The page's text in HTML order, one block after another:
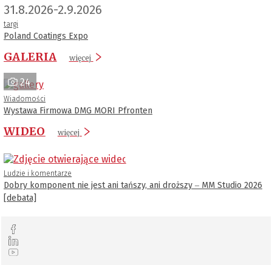
31.8.2026-2.9.2026
targi
Poland Coatings Expo
GALERIA więcej
24
Wiadomości
Wystawa Firmowa DMG MORI Pfronten
WIDEO więcej
Ludzie i komentarze
Dobry komponent nie jest ani tańszy, ani droższy ‒ MM Studio 2026
[debata]